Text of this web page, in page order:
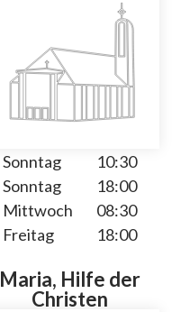
Sonntag
10:30
Sonntag
18:00
Mittwoch
08:30
Freitag
18:00
Maria, Hilfe der
Christen